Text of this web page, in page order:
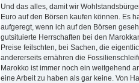
Und das alles, damit wir
Euro auf den Börsen kaufen können. Es
aufgeregt, wenn ich auf den Börsen
gutsituierte Herrschaften bei den
Preise feilschten, bei Sachen, die
andererseits ernähren die
Marokko ist immer noch ein weitgehend
eine Arbeit zu haben als gar keine. Von